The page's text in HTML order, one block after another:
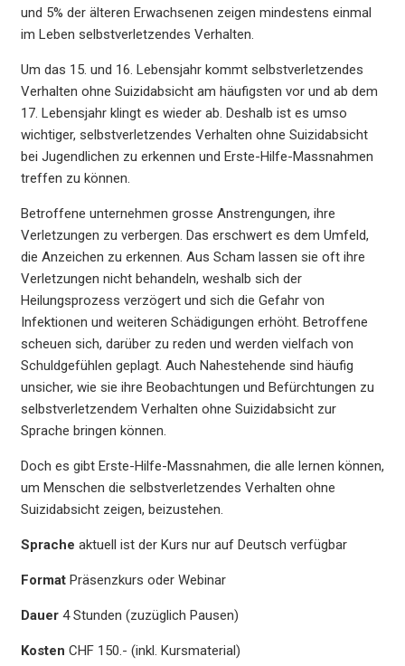
und 5% der älteren Erwachsenen zeigen mindestens einmal
im Leben selbstverletzendes Verhalten.
Um das 15. und 16. Lebensjahr kommt selbstverletzendes
Verhalten ohne Suizidabsicht am häufigsten vor und ab dem
17. Lebensjahr klingt es wieder ab. Deshalb ist es umso
wichtiger, selbstverletzendes Verhalten ohne Suizidabsicht
bei Jugendlichen zu erkennen und Erste-Hilfe-Massnahmen
treffen zu können.
Betroffene unternehmen grosse Anstrengungen, ihre
Verletzungen zu verbergen. Das erschwert es dem Umfeld,
die Anzeichen zu erkennen. Aus Scham lassen sie oft ihre
Verletzungen nicht behandeln, weshalb sich der
Heilungsprozess verzögert und sich die Gefahr von
Infektionen und weiteren Schädigungen erhöht. Betroffene
scheuen sich, darüber zu reden und werden vielfach von
Schuldgefühlen geplagt. Auch Nahestehende sind häufig
unsicher, wie sie ihre Beobachtungen und Befürchtungen zu
selbstverletzendem Verhalten ohne Suizidabsicht zur
Sprache bringen können.
Doch es gibt Erste-Hilfe-Massnahmen, die alle lernen können,
um Menschen die selbstverletzendes Verhalten ohne
Suizidabsicht zeigen, beizustehen.
Sprache aktuell ist der Kurs nur auf Deutsch verfügbar
FormatPräsenzkurs oder Webinar
Dauer4 Stunden (zuzüglich Pausen)
Kosten CHF 150.- (inkl. Kursmaterial)